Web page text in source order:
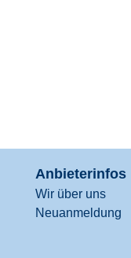
Anbieterinfos
Wir über uns
Neuanmeldung